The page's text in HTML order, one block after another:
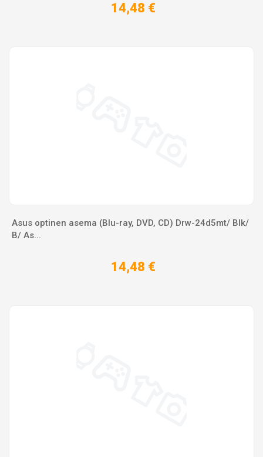
14,48 €
Asus optinen asema (Blu-ray, DVD, CD) Drw-24d5mt/ Blk/
B/ As...
14,48 €